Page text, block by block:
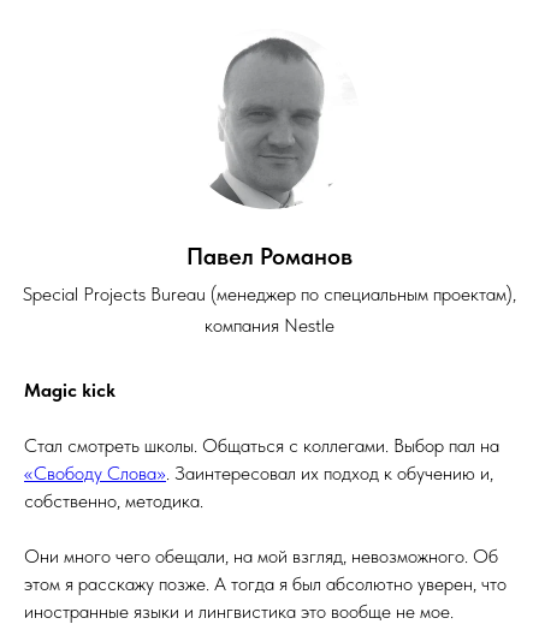
Павел Романов
Special Projects Bureau (менеджер по специальным проектам),
компания Nestle
Magic kick
Стал смотреть школы. Общаться с коллегами. Выбор пал на
«Свободу Слова». Заинтересовал их подход к обучению и,
собственно, методика.
Они много чего обещали, на мой взгляд, невозможного. Об
этом я расскажу позже. А тогда я был абсолютно уверен, что
иностранные языки и лингвистика это вообще не мое.